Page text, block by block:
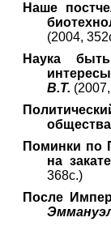
Наше
(2004,
Наука
В.Т.
Поминки по
на
368с.)
После